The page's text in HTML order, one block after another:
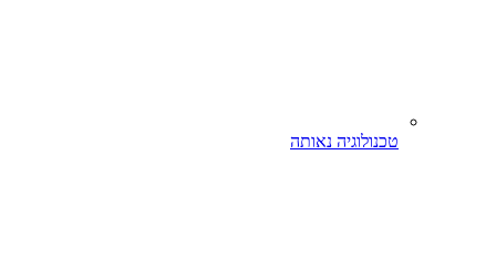
טכנולוגיה נאותה